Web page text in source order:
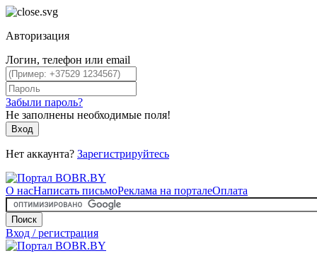
Авторизация
Логин, телефон или email
Забыли пароль?
Не заполнены необходимые поля!
Вход
Нет аккаунта? Зарегистрируйтесь
О насНаписать письмоРеклама на порталеОплата
Поиск
Вход / регистрация